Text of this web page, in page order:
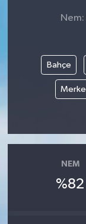
Nem:
Bahçe
NEM
%82